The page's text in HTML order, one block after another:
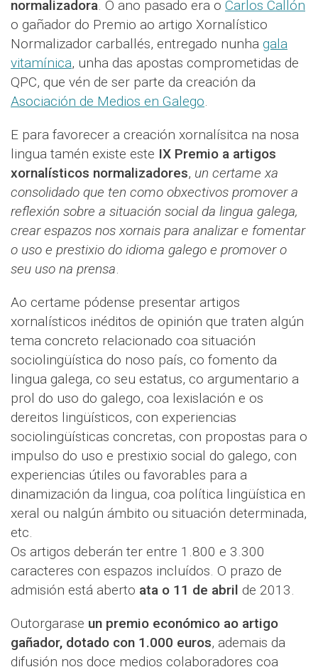
normalizadora. O ano pasado era o Carlos Callón
o gañador do Premio ao artigo Xornalístico
Normalizador carballés, entregado nunha gala
vitamínica, unha das apostas comprometidas de
QPC, que vén de ser parte da creación da
Asociación de Medios en Galego.
E para favorecer a creación xornalísitca na nosa
lingua tamén existe este IX Premio a artigos
xornalísticos normalizadores, un certame xa
consolidado que ten como obxectivos promover a
reflexión sobre a situación social da lingua galega,
crear espazos nos xornais para analizar e fomentar
o uso e prestixio do idioma galego e promover o
seu uso na prensa.
Ao certame pódense presentar artigos
xornalísticos inéditos de opinión que traten algún
tema concreto relacionado coa situación
sociolingüística do noso país, co fomento da
lingua galega, co seu estatus, co argumentario a
prol do uso do galego, coa lexislación e os
dereitos lingüísticos, con experiencias
sociolingüísticas concretas, con propostas para o
impulso do uso e prestixio social do galego, con
experiencias útiles ou favorables para a
dinamización da lingua, coa política lingüística en
xeral ou nalgún ámbito ou situación determinada,
etc.
Os artigos deberán ter entre 1.800 e 3.300
caracteres con espazos incluídos. O prazo de
admisión está aberto ata o 11 de abril de 2013.
Outorgarase un premio económico ao artigo
gañador, dotado con 1.000 euros, ademais da
difusión nos doce medios colaboradores coa